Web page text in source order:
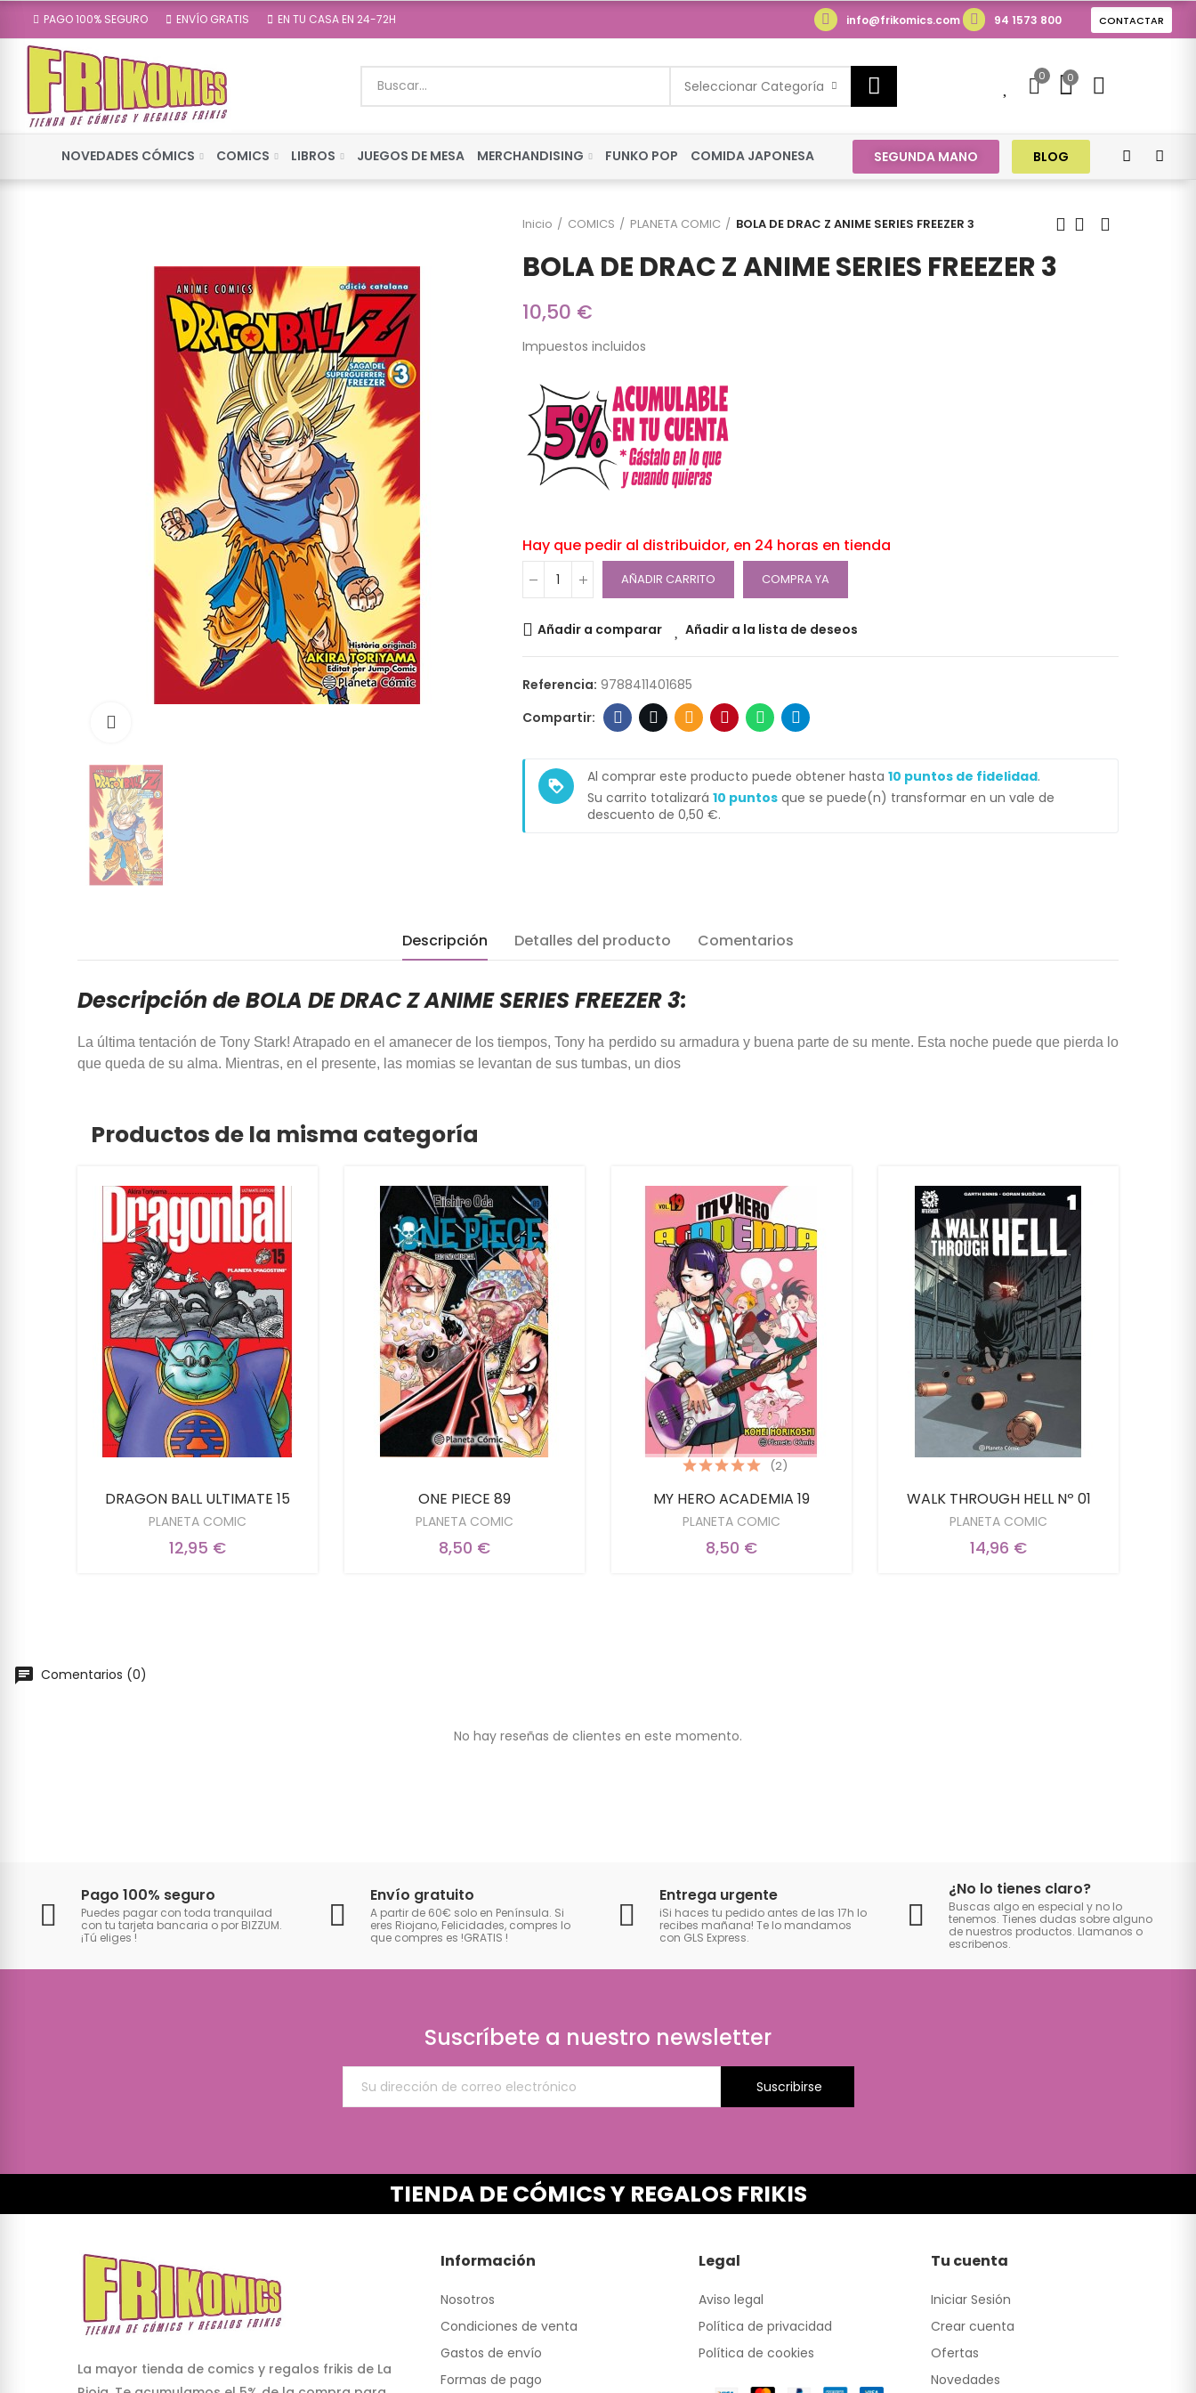
PAGO 100% SEGURO ENVÍO GRATIS EN TU CASA EN 24-72H info@frikomics.com 94 1573 800 CONTACTAR
Seleccionar Categoría
0 0
NOVEDADES CÓMICS COMICS LIBROS JUEGOS DE MESA MERCHANDISING FUNKO POP COMIDA JAPONESA SEGUNDA MANO BLOG
Inicio COMICS PLANETA COMIC BOLA DE DRAC Z ANIME SERIES FREEZER 3
BOLA DE DRAC Z ANIME SERIES FREEZER 3
10,50 €
Impuestos incluidos
Hay que pedir al distribuidor, en 24 horas en tienda
AÑADIR CARRITO COMPRA YA
Añadir a comparar Añadir a la lista de deseos
Referencia: 9788411401685
loyalty
Al comprar este producto puede obtener hasta 10 puntos de fidelidad.
Su carrito totalizará 10 puntos que se puede(n) transformar en un vale de
descuento de 0,50 €.
Descripción Detalles del producto Comentarios
Descripción de BOLA DE DRAC Z ANIME SERIES FREEZER 3:
La última tentación de Tony Stark! Atrapado en el amanecer de los tiempos, Tony ha perdido su armadura y buena parte de su mente. Esta noche puede que pierda lo
que queda de su alma. Mientras, en el presente, las momias se levantan de sus tumbas, un dios
Productos de la misma categoría
DRAGON BALL ULTIMATE 15
PLANETA COMIC
12,95 €
ONE PIECE 89
PLANETA COMIC
8,50 €
MY HERO ACADEMIA 19
PLANETA COMIC
(2)
8,50 €
WALK THROUGH HELL Nº 01
PLANETA COMIC
14,96 €
Comentarios (0)
No hay reseñas de clientes en este momento.
Pago 100% seguro
Puedes pagar con toda tranquilad
con tu tarjeta bancaria o por BIZZUM.
¡Tú eliges !
Envío gratuito
A partir de 60€ solo en Península. Si
eres Riojano, Felicidades, compres lo
que compres es !GRATIS !
Entrega urgente
iSi haces tu pedido antes de las 17h lo
recibes mañana! Te lo mandamos
con GLS Express.
¿No lo tienes claro?
Buscas algo en especial y no lo
tenemos. Tienes dudas sobre alguno
de nuestros productos. Llamanos o
escribenos.
Suscríbete a nuestro newsletter
Suscribirse
TIENDA DE CÓMICS Y REGALOS FRIKIS
La mayor tienda de comics y regalos frikis de La
Información
Nosotros
Condiciones de venta
Gastos de envío
Formas de pago
Legal
Aviso legal
Política de privacidad
Política de cookies
Tu cuenta
Iniciar Sesión
Crear cuenta
Ofertas
Novedades